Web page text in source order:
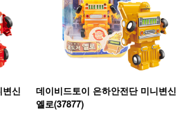
신
데이비드토이 은하안전단 미니변신
옐로(37877)